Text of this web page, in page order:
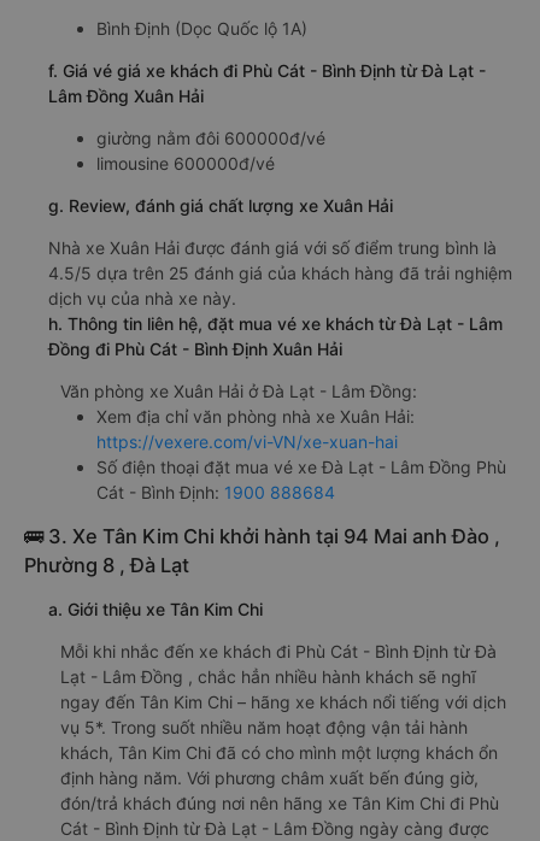
Bình Định (Dọc Quốc lộ 1A)
f. Giá vé giá xe khách đi Phù Cát - Bình Định từ Đà Lạt -
Lâm Đồng Xuân Hải
giường nằm đôi 600000đ/vé
limousine 600000đ/vé
g. Review, đánh giá chất lượng xe Xuân Hải
Nhà xe Xuân Hải được đánh giá với số điểm trung bình là
4.5/5 dựa trên 25 đánh giá của khách hàng đã trải nghiệm
dịch vụ của nhà xe này.
h. Thông tin liên hệ, đặt mua vé xe khách từ Đà Lạt - Lâm
Đồng đi Phù Cát - Bình Định Xuân Hải
Văn phòng xe Xuân Hải ở Đà Lạt - Lâm Đồng:
Xem địa chỉ văn phòng nhà xe Xuân Hải:
https://vexere.com/vi-VN/xe-xuan-hai
Số điện thoại đặt mua vé xe Đà Lạt - Lâm Đồng Phù
Cát - Bình Định: 1900 888684
🚌 3. Xe Tân Kim Chi khởi hành tại 94 Mai anh Đào ,
Phường 8 , Đà Lạt
a. Giới thiệu xe Tân Kim Chi
Mỗi khi nhắc đến xe khách đi Phù Cát - Bình Định từ Đà
Lạt - Lâm Đồng , chắc hẳn nhiều hành khách sẽ nghĩ
ngay đến Tân Kim Chi – hãng xe khách nổi tiếng với dịch
vụ 5*. Trong suốt nhiều năm hoạt động vận tải hành
khách, Tân Kim Chi đã có cho mình một lượng khách ổn
định hàng năm. Với phương châm xuất bến đúng giờ,
đón/trả khách đúng nơi nên hãng xe Tân Kim Chi đi Phù
Cát - Bình Định từ Đà Lạt - Lâm Đồng ngày càng được